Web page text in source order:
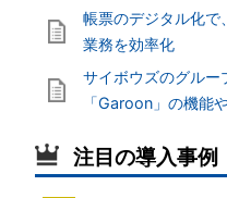
帳票のデジタル化で
業務を効率化
サイボウズのグルー
「Garoon」の機能